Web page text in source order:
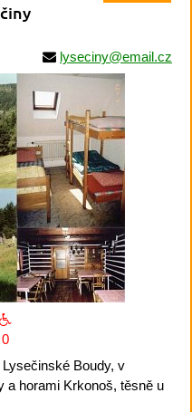
lyseciny@email.cz
0
Boudy, v
a horami Krkonoš, těsně u